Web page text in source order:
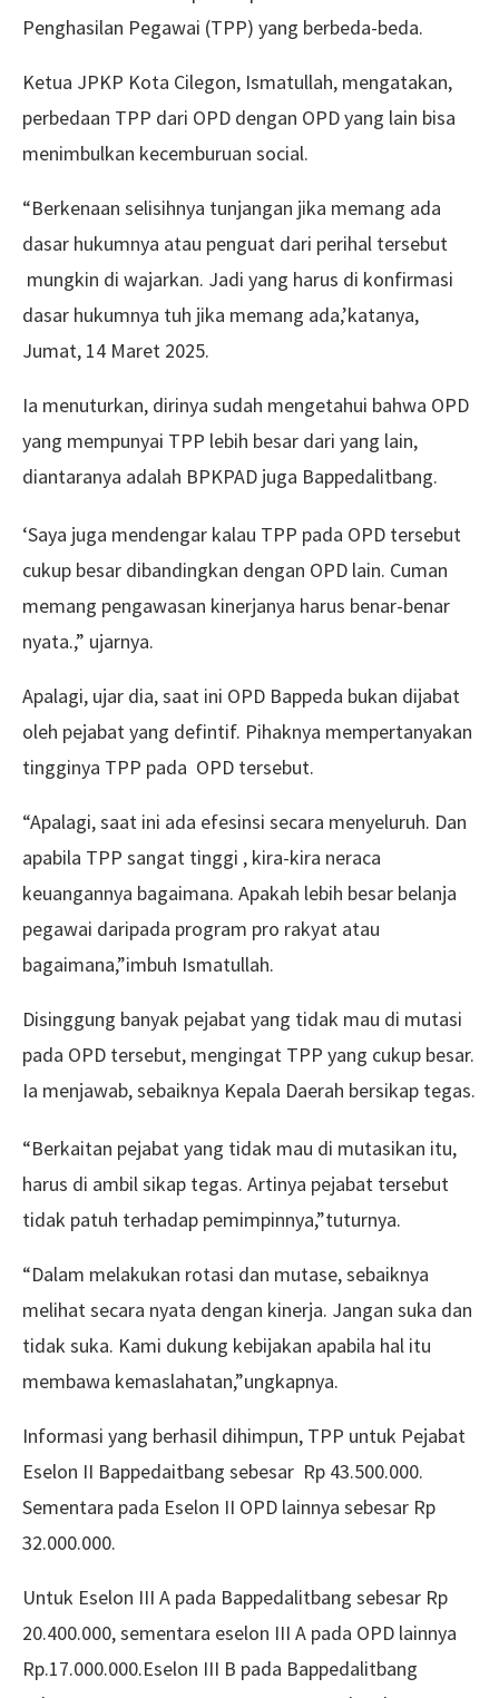
Penghasilan Pegawai (TPP) yang berbeda-beda.
Ketua JPKP Kota Cilegon, Ismatullah, mengatakan,
perbedaan TPP dari OPD dengan OPD yang lain bisa
menimbulkan kecemburuan social.
“Berkenaan selisihnya tunjangan jika memang ada
dasar hukumnya atau penguat dari perihal tersebut
mungkin di wajarkan. Jadi yang harus di konfirmasi
dasar hukumnya tuh jika memang ada,’katanya,
Jumat, 14 Maret 2025.
Ia menuturkan, dirinya sudah mengetahui bahwa OPD
yang mempunyai TPP lebih besar dari yang lain,
diantaranya adalah BPKPAD juga Bappedalitbang.
‘Saya juga mendengar kalau TPP pada OPD tersebut
cukup besar dibandingkan dengan OPD lain. Cuman
memang pengawasan kinerjanya harus benar-benar
nyata.,” ujarnya.
Apalagi, ujar dia, saat ini OPD Bappeda bukan dijabat
oleh pejabat yang defintif. Pihaknya mempertanyakan
tingginya TPP pada OPD tersebut.
“Apalagi, saat ini ada efesinsi secara menyeluruh. Dan
apabila TPP sangat tinggi , kira-kira neraca
keuangannya bagaimana. Apakah lebih besar belanja
pegawai daripada program pro rakyat atau
bagaimana,”imbuh Ismatullah.
Disinggung banyak pejabat yang tidak mau di mutasi
pada OPD tersebut, mengingat TPP yang cukup besar.
Ia menjawab, sebaiknya Kepala Daerah bersikap tegas.
“Berkaitan pejabat yang tidak mau di mutasikan itu,
harus di ambil sikap tegas. Artinya pejabat tersebut
tidak patuh terhadap pemimpinnya,”tuturnya.
“Dalam melakukan rotasi dan mutase, sebaiknya
melihat secara nyata dengan kinerja. Jangan suka dan
tidak suka. Kami dukung kebijakan apabila hal itu
membawa kemaslahatan,”ungkapnya.
Informasi yang berhasil dihimpun, TPP untuk Pejabat
Eselon II Bappedaitbang sebesar Rp 43.500.000.
Sementara pada Eselon II OPD lainnya sebesar Rp
32.000.000.
Untuk Eselon III A pada Bappedalitbang sebesar Rp
20.400.000, sementara eselon III A pada OPD lainnya
Rp.17.000.000.Eselon III B pada Bappedalitbang